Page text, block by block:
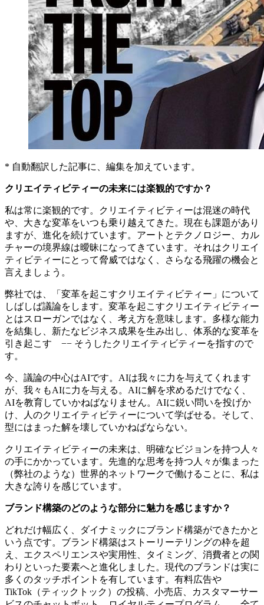
* 自動翻訳した記事に、編集を加えています。
クリエイティビティーの未来には楽観的ですか？
私は常に楽観的です。クリエイティビティーは混迷の時代
や、大きな変革をいつも乗り越えてきた。現在も課題があり
ますが、進化を続けています。アートとテクノロジー、カル
チャーの境界線は曖昧になってきています。それはクリエイ
ティビティーにとって脅威ではなく、さらなる飛躍の機会と
言えましょう。
弊社では、「変革を起こすクリエイティビティー」について
しばしば議論をします。変革を起こすクリエイティビティー
とはスローガンではなく、考え方を意味します。多様な能力
を結集し、新たなビジネス成果を生み出し、体系的な変革を
引き起こす −− そうしたクリエイティビティーを指すので
す。
今、議論の中心はAIです。AIは我々に力を与えてくれます
が、我々もAIに力を与える。AIに解を求めるだけでなく、
AIを教育していかねばなりません。AIに鋭い問いを投げか
け、人のクリエイティビティーについて学ばせる。そして、
型にはまった解を壊していかねばならない。
クリエイティビティーの未来は、明確なビジョンを持つ人々
の手にかかっています。先進的な思考を持つ人々が集まった
（弊社のような）世界的ネットワークで働けることに、私は
大きな誇りを感じています。
ブランド構築のどのような部分に魅力を感じますか？
どれだけ幅広く、ダイナミックにブランド構築ができたかと
いう点です。ブランド構築はストーリーテリングの枠を超
え、エクスペリエンスや実用性、タイミング、消費者との関
わりといった要素へと進化しました。現代のブランドは実に
多くのタッチポイントを有しています。有料広告や
TikTok（ティックトック）の投稿、小売店、カスタマーサー